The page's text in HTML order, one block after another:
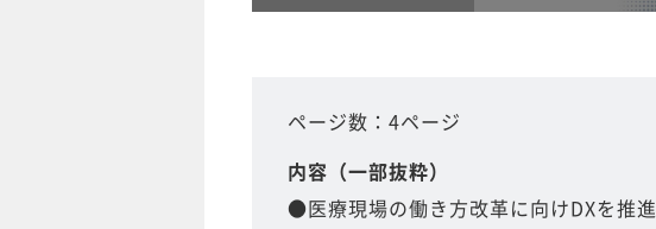
ページ数：4ページ
内容（一部抜粋）
●医療現場の働き方改革に向けDXを推進